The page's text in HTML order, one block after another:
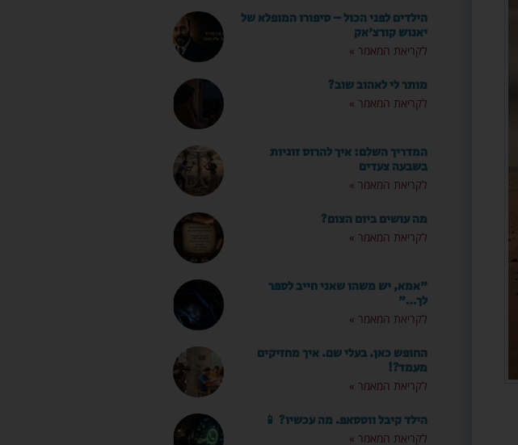
הילדים לפני הכול – סיפורו המופלא של
יאנוש קורצ'אק
לקריאת המאמר »
מותר לי לאהוב שוב?
לקריאת המאמר »
המדריך השלם: איך להרוס זוגיות
בשבעה צעדים
לקריאת המאמר »
מה עושים ביום הצום?
לקריאת המאמר »
"אמא, יש משהו שאני חייב לספר
לך…"
לקריאת המאמר »
החופש כאן. בעלי שם. איך מחזיקים
מעמד?!
לקריאת המאמר »
הילד קיבל ווטסאפ. מה עכשיו? 📱
לקריאת המאמר »